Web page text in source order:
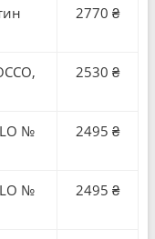
2770 ₴
2530 ₴
№
2495 ₴
№
2495 ₴